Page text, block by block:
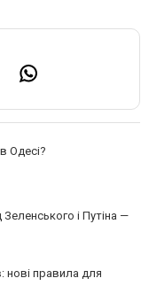
Одесі?
і Путіна —
нові правила для